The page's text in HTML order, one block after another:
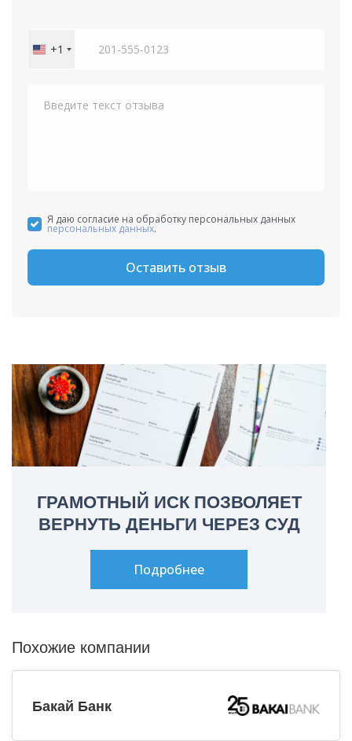
United
+1
Я даю согласие на обработку персональных данных
персональных данных.
Оставить отзыв
ГРАМОТНЫЙ ИСК ПОЗВОЛЯЕТ
ВЕРНУТЬ ДЕНЬГИ ЧЕРЕЗ СУД
Подробнее
Похожие компании
Бакай Банк